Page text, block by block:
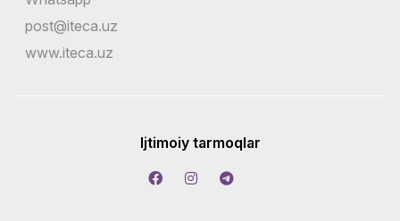
post@iteca.uz
www.iteca.uz
Ijtimoiy tarmoqlar